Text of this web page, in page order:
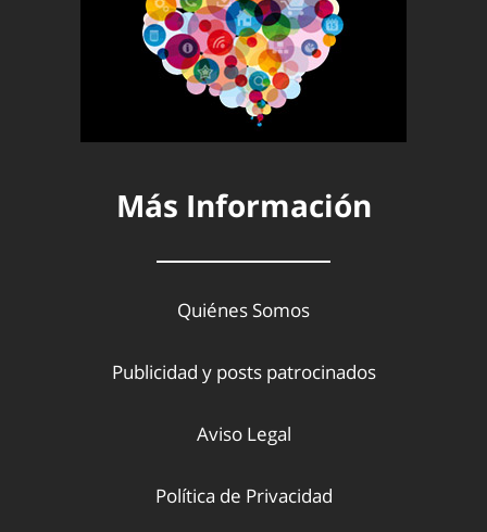
Más Información
Quiénes Somos
Publicidad y posts patrocinados
Aviso Legal
Política de Privacidad